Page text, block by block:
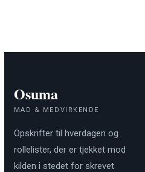
Osuma
MAD & MEDVIRKENDE
Opskrifter til hverdagen og
rollelister, der er tjekket mod
kilden i stedet for skrevet